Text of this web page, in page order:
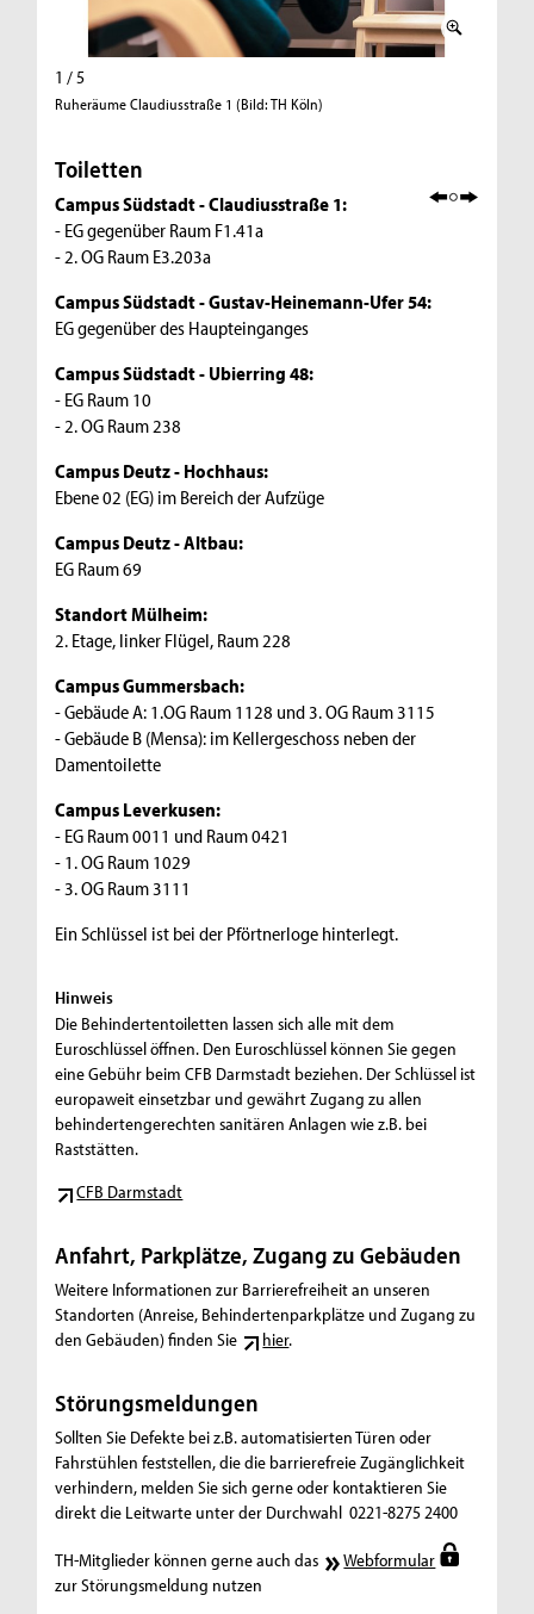
1 / 5
Ruheräume Claudiusstraße 1 (Bild: TH Köln)
Toiletten
Campus Südstadt - Claudiusstraße 1:
- EG gegenüber Raum F1.41a
- 2. OG Raum E3.203a
Campus Südstadt - Gustav-Heinemann-Ufer 54:
EG gegenüber des Haupteinganges
Campus Südstadt - Ubierring 48:
- EG Raum 10
- 2. OG Raum 238
Campus Deutz - Hochhaus:
Ebene 02 (EG) im Bereich der Aufzüge
Campus Deutz - Altbau:
EG Raum 69
Standort Mülheim:
2. Etage, linker Flügel, Raum 228
Campus Gummersbach:
- Gebäude A: 1.OG Raum 1128 und 3. OG Raum 3115
- Gebäude B (Mensa): im Kellergeschoss neben der
Damentoilette
Campus Leverkusen:
- EG Raum 0011 und Raum 0421
- 1. OG Raum 1029
- 3. OG Raum 3111
Ein Schlüssel ist bei der Pförtnerloge hinterlegt.
Hinweis
Die Behindertentoiletten lassen sich alle mit dem
Euroschlüssel öffnen. Den Euroschlüssel können Sie gegen
eine Gebühr beim CFB Darmstadt beziehen. Der Schlüssel ist
europaweit einsetzbar und gewährt Zugang zu allen
behindertengerechten sanitären Anlagen wie z.B. bei
Raststätten.
CFB Darmstadt
Anfahrt, Parkplätze, Zugang zu Gebäuden
Weitere Informationen zur Barrierefreiheit an unseren
Standorten (Anreise, Behindertenparkplätze und Zugang zu
den Gebäuden) finden Sie
hier.
Störungsmeldungen
Sollten Sie Defekte bei z.B. automatisierten Türen oder
Fahrstühlen feststellen, die die barrierefreie Zugänglichkeit
verhindern, melden Sie sich gerne oder kontaktieren Sie
direkt die Leitwarte unter der Durchwahl 0221-8275 2400
TH-Mitglieder können gerne auch das
Webformular
zur Störungsmeldung nutzen